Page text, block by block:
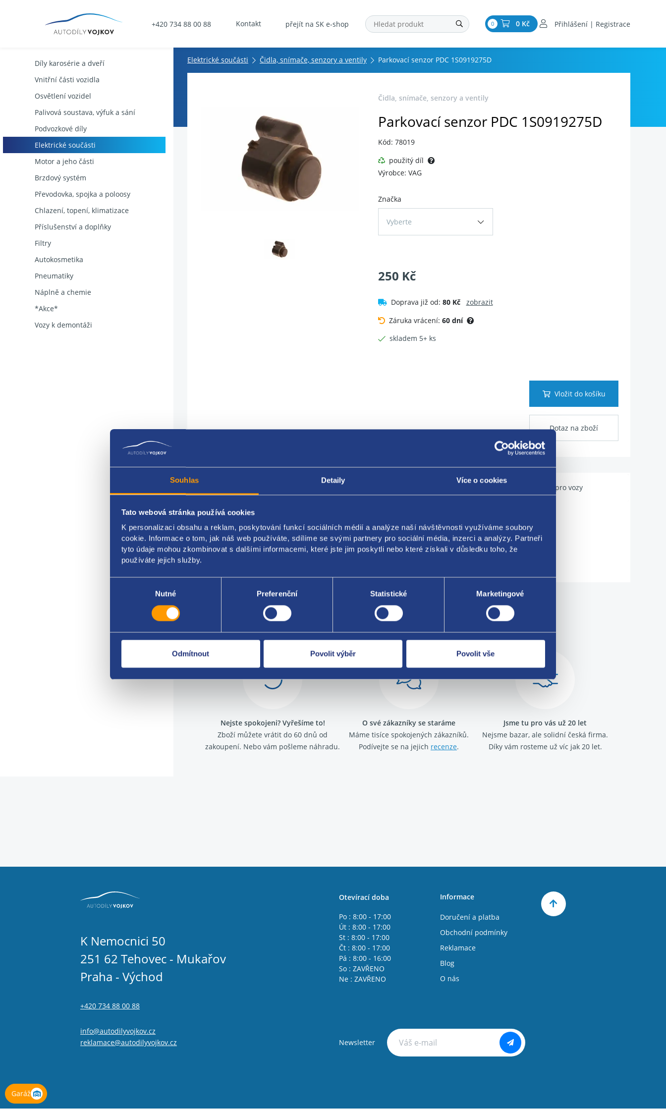
Souhlas Detaily Více o cookies
Tato webová stránka používá cookies
K personalizaci obsahu a reklam, poskytování funkcí sociálních médií a analýze naší návštěvnosti využíváme soubory
cookie. Informace o tom, jak náš web používáte, sdílíme se svými partnery pro sociální média, inzerci a analýzy. Partneři
tyto údaje mohou zkombinovat s dalšími informacemi, které jste jim poskytli nebo které získali v důsledku toho, že
používáte jejich služby.
Nutné Preferenční Statistické Marketingové
Odmítnout Povolit výběr Povolit vše
+420 734 88 00 88 Kontakt přejít na SK e-shop 0 0 Kč Přihlášení | Registrace
Díly karosérie a dveří
Vnitřní části vozidla
Osvětlení vozidel
Palivová soustava, výfuk a sání
Podvozkové díly
Elektrické součásti
Motor a jeho části
Brzdový systém
Převodovka, spojka a poloosy
Chlazení, topení, klimatizace
Příslušenství a doplňky
Filtry
Autokosmetika
Pneumatiky
Náplně a chemie
*Akce*
Vozy k demontáži
Elektrické součásti Čidla, snímače, senzory a ventily Parkovací senzor PDC 1S0919275D
Čidla, snímače, senzory a ventily
Parkovací senzor PDC 1S0919275D
Kód: 78019
použitý díl
Výrobce: VAG
Značka
Vyberte
250 Kč
Doprava již od: 80 Kč
zobrazit
Záruka vrácení: 60 dní
skladem 5+ ks
Vložit do košíku
Dotaz na zboží
Použitelné pro vozy
parkovací senzor PDC
VAG originál: 1S0919275D 1S0919275A 3TD919275A 3TD919275B 3TD919275 420919275 4H0919275A
Za kvalitu ručíme!
Nejste spokojeni? Vyřešíme to!
Zboží můžete vrátit do 60 dnů od
zakoupení. Nebo vám pošleme náhradu.
O své zákazníky se staráme
Máme tisíce spokojených zákazníků.
Podívejte se na jejich recenze.
Jsme tu pro vás už 20 let
Nejsme bazar, ale solidní česká firma.
Díky vám rosteme už víc jak 20 let.
Garáž
K Nemocnici 50
251 62 Tehovec - Mukařov
Praha - Východ
+420 734 88 00 88
info@autodilyvojkov.cz
reklamace@autodilyvojkov.cz
Otevírací doba
Po : 8:00 - 17:00
Út : 8:00 - 17:00
St : 8:00 - 17:00
Čt : 8:00 - 17:00
Pá : 8:00 - 16:00
So : ZAVŘENO
Ne : ZAVŘENO
Informace
Doručení a platba
Obchodní podmínky
Reklamace
Blog
O nás
Newsletter